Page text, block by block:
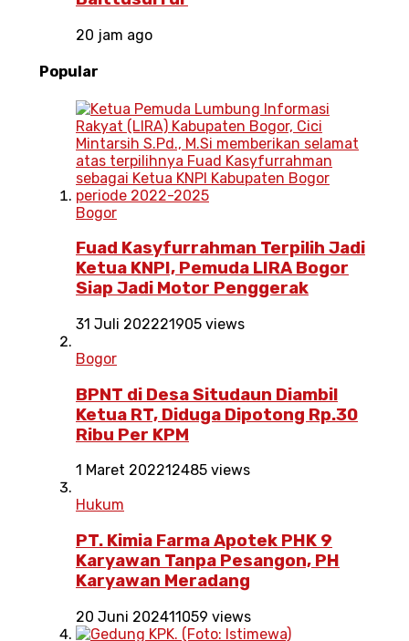
20 jam ago
Popular
Bogor
Fuad Kasyfurrahman Terpilih Jadi
Ketua KNPI, Pemuda LIRA Bogor
Siap Jadi Motor Penggerak
31 Juli 202221905 views
Bogor
BPNT di Desa Situdaun Diambil
Ketua RT, Diduga Dipotong Rp.30
Ribu Per KPM
1 Maret 202212485 views
Hukum
PT. Kimia Farma Apotek PHK 9
Karyawan Tanpa Pesangon, PH
Karyawan Meradang
20 Juni 202411059 views